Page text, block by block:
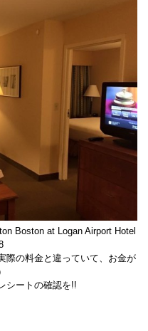
Boston at Logan Airport Hotel
際の料金と違っていて、お金が
シートの確認を!!